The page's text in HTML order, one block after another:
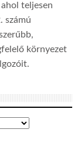
teljesen
számú
környezet